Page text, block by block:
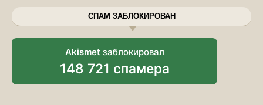
СПАМ ЗАБЛОКИРОВАН
Akismet заблокировал
148 721 спамера